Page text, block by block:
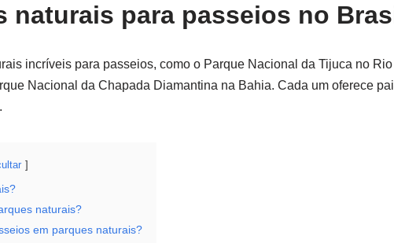
naturais para passeios no
incríveis para passeios, como o Parque Nacional da Tijuca no
Nacional da Chapada Diamantina na Bahia. Cada um oferece
naturais?
em parques naturais?